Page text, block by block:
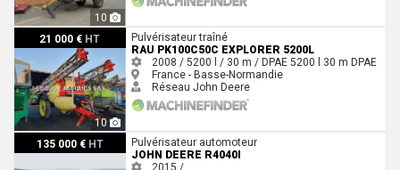
10
21 000 € HT
10
Rau PK100C50C explorer 5200LPulvérisateur traîné
RAU PK100C50C EXPLORER 5200L
2008 / 5200 l / 30 m / DPAE 5200 l 30 m DPAE
France - Basse-Normandie
Réseau John Deere
135 000 € HT
John Deere R4040I
Pulvérisateur automoteur
JOHN DEERE R4040I
2015 /